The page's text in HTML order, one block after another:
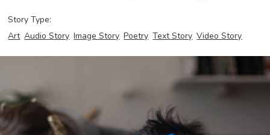
Story Type:
Art Audio Story Image Story Poetry Text Story Video Story